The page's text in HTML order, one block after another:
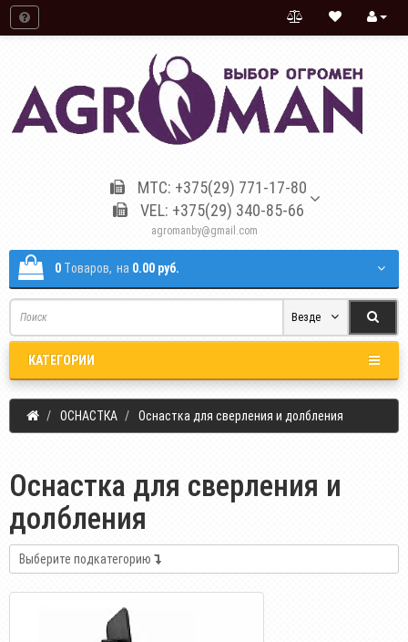
МТС: +375(29) 771-17-80
VEL: +375(29) 340-85-66
agromanby@gmail.com
0 Tоваров, на 0.00 руб.
Везде
КАТЕГОРИИ
ОСНАСТКА Оснастка для сверления и долбления
Оснастка для сверления и
долбления
Выберите подкатегорию